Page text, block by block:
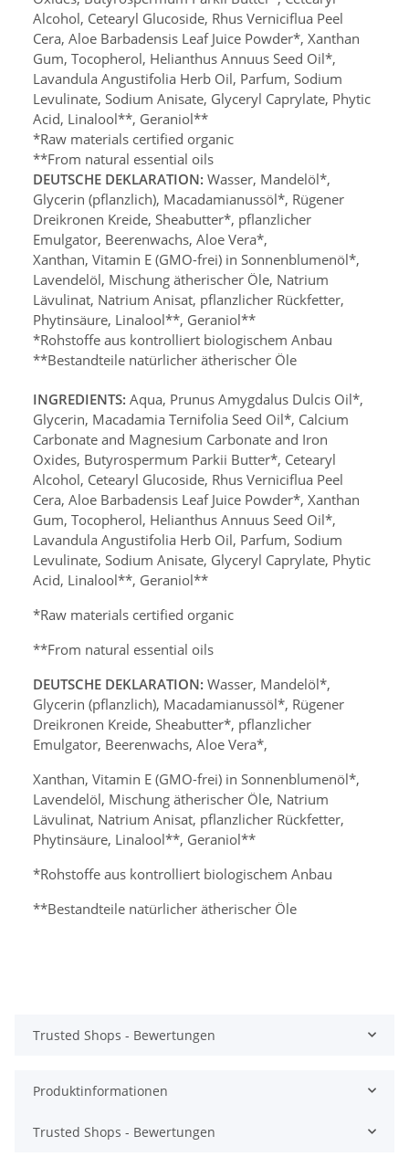
Alcohol, Cetearyl Glucoside, Rhus Verniciflua Peel
Cera, Aloe Barbadensis Leaf Juice Powder*, Xanthan
Gum, Tocopherol, Helianthus Annuus Seed Oil*,
Lavandula Angustifolia Herb Oil, Parfum, Sodium
Levulinate, Sodium Anisate, Glyceryl Caprylate, Phytic
Acid, Linalool**, Geraniol**
*Raw materials certified organic
**From natural essential oils
DEUTSCHE DEKLARATION: Wasser, Mandelöl*,
Glycerin (pflanzlich), Macadamianussöl*, Rügener
Dreikronen Kreide, Sheabutter*, pflanzlicher
Emulgator, Beerenwachs, Aloe Vera*,
Xanthan, Vitamin E (GMO-frei) in Sonnenblumenöl*,
Lavendelöl, Mischung ätherischer Öle, Natrium
Lävulinat, Natrium Anisat, pflanzlicher Rückfetter,
Phytinsäure, Linalool**, Geraniol**
*Rohstoffe aus kontrolliert biologischem Anbau
**Bestandteile natürlicher ätherischer Öle
INGREDIENTS: Aqua, Prunus Amygdalus Dulcis Oil*,
Glycerin, Macadamia Ternifolia Seed Oil*, Calcium
Carbonate and Magnesium Carbonate and Iron
Oxides, Butyrospermum Parkii Butter*, Cetearyl
Alcohol, Cetearyl Glucoside, Rhus Verniciflua Peel
Cera, Aloe Barbadensis Leaf Juice Powder*, Xanthan
Gum, Tocopherol, Helianthus Annuus Seed Oil*,
Lavandula Angustifolia Herb Oil, Parfum, Sodium
Levulinate, Sodium Anisate, Glyceryl Caprylate, Phytic
Acid, Linalool**, Geraniol**
*Raw materials certified organic
**From natural essential oils
DEUTSCHE DEKLARATION: Wasser, Mandelöl*,
Glycerin (pflanzlich), Macadamianussöl*, Rügener
Dreikronen Kreide, Sheabutter*, pflanzlicher
Emulgator, Beerenwachs, Aloe Vera*,
Xanthan, Vitamin E (GMO-frei) in Sonnenblumenöl*,
Lavendelöl, Mischung ätherischer Öle, Natrium
Lävulinat, Natrium Anisat, pflanzlicher Rückfetter,
Phytinsäure, Linalool**, Geraniol**
*Rohstoffe aus kontrolliert biologischem Anbau
**Bestandteile natürlicher ätherischer Öle
Trusted Shops - Bewertungen
Produktinformationen
Trusted Shops - Bewertungen